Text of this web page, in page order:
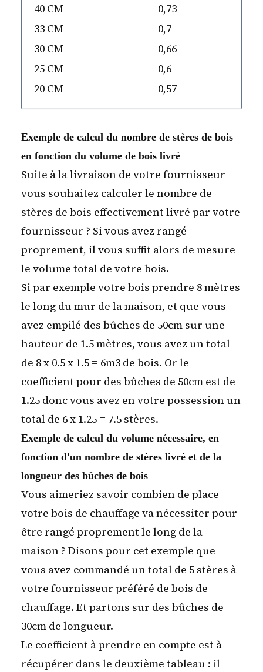
40 CM
0,73
33 CM
0,7
30 CM
0,66
25 CM
0,6
20 CM
0,57
Exemple de calcul du nombre de stères de bois
en fonction du volume de bois livré
Suite à la livraison de votre fournisseur
vous souhaitez calculer le nombre de
stères de bois effectivement livré par votre
fournisseur ? Si vous avez rangé
proprement, il vous suffit alors de mesure
le volume total de votre bois.
Si par exemple votre bois prendre 8 mètres
le long du mur de la maison, et que vous
avez empilé des bûches de 50cm sur une
hauteur de 1.5 mètres, vous avez un total
de 8 x 0.5 x 1.5 = 6m3 de bois. Or le
coefficient pour des bûches de 50cm est de
1.25 donc vous avez en votre possession un
total de 6 x 1.25 = 7.5 stères.
Exemple de calcul du volume nécessaire, en
fonction d'un nombre de stères livré et de la
longueur des bûches de bois
Vous aimeriez savoir combien de place
votre bois de chauffage va nécessiter pour
être rangé proprement le long de la
maison ? Disons pour cet exemple que
vous avez commandé un total de 5 stères à
votre fournisseur préféré de bois de
chauffage. Et partons sur des bûches de
30cm de longueur.
Le coefficient à prendre en compte est à
récupérer dans le deuxième tableau : il